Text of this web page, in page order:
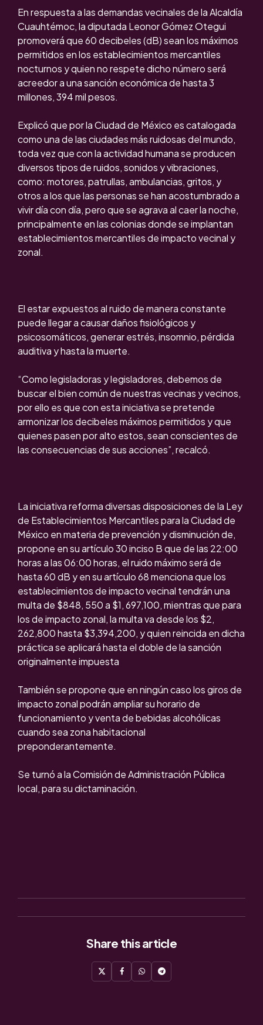
En respuesta a las demandas vecinales de la Alcaldía
Cuauhtémoc, la diputada Leonor Gómez Otegui
promoverá que 60 decibeles (dB) sean los máximos
permitidos en los establecimientos mercantiles
nocturnos y quien no respete dicho número será
acreedor a una sanción económica de hasta 3
millones, 394 mil pesos.
Explicó que por la Ciudad de México es catalogada
como una de las ciudades más ruidosas del mundo,
toda vez que con la actividad humana se producen
diversos tipos de ruidos, sonidos y vibraciones,
como: motores, patrullas, ambulancias, gritos, y
otros a los que las personas se han acostumbrado a
vivir día con día, pero que se agrava al caer la noche,
principalmente en las colonias donde se implantan
establecimientos mercantiles de impacto vecinal y
zonal.
El estar expuestos al ruido de manera constante
puede llegar a causar daños fisiológicos y
psicosomáticos, generar estrés, insomnio, pérdida
auditiva y hasta la muerte.
“Como legisladoras y legisladores, debemos de
buscar el bien común de nuestras vecinas y vecinos,
por ello es que con esta iniciativa se pretende
armonizar los decibeles máximos permitidos y que
quienes pasen por alto estos, sean conscientes de
las consecuencias de sus acciones”, recalcó.
La iniciativa reforma diversas disposiciones de la Ley
de Establecimientos Mercantiles para la Ciudad de
México en materia de prevención y disminución de,
propone en su artículo 30 inciso B que de las 22:00
horas a las 06:00 horas, el ruido máximo será de
hasta 60 dB y en su artículo 68 menciona que los
establecimientos de impacto vecinal tendrán una
multa de $848, 550 a $1, 697,100, mientras que para
los de impacto zonal, la multa va desde los $2,
262,800 hasta $3,394,200, y quien reincida en dicha
práctica se aplicará hasta el doble de la sanción
originalmente impuesta
También se propone que en ningún caso los giros de
impacto zonal podrán ampliar su horario de
funcionamiento y venta de bebidas alcohólicas
cuando sea zona habitacional
preponderantemente.
Se turnó a la Comisión de Administración Pública
local, para su dictaminación.
Share this article